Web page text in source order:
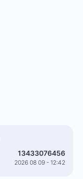
13433076456
2026 08 09 - 12:42